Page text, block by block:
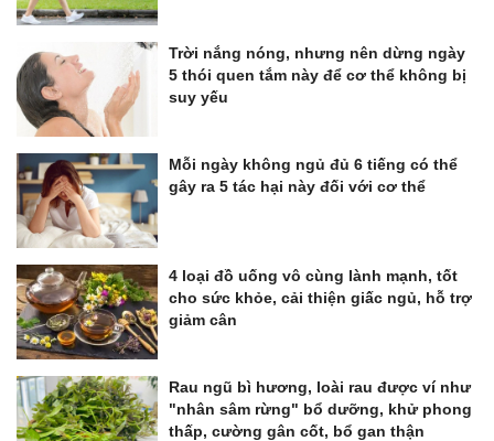
Trời nắng nóng, nhưng nên dừng ngày
5 thói quen tắm này để cơ thể không bị
suy yếu
Mỗi ngày không ngủ đủ 6 tiếng có thể
gây ra 5 tác hại này đối với cơ thể
4 loại đồ uống vô cùng lành mạnh, tốt
cho sức khỏe, cải thiện giấc ngủ, hỗ trợ
giảm cân
Rau ngũ bì hương, loài rau được ví như
"nhân sâm rừng" bổ dưỡng, khử phong
thấp, cường gân cốt, bổ gan thận